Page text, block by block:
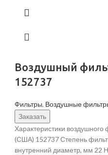
Воздушный
152737
Фильтры, Воздушные
Заказать
Характеристики
(США) 152737 Степень
внутренний диаметр, мм 22